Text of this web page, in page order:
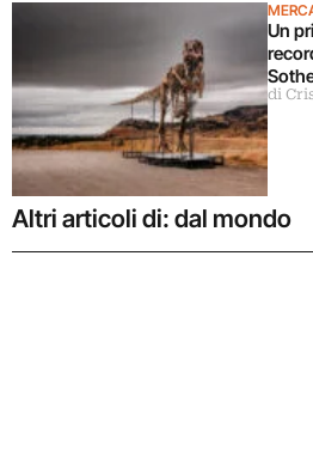
Un
di
Altri articoli di: dal mondo